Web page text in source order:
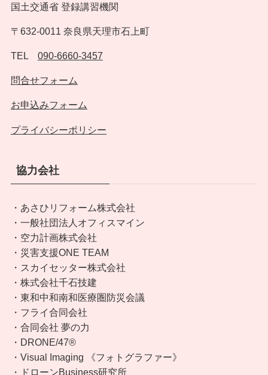
国土交通省 登録講習機関
〒632-0011 奈良県天理市石上町
TEL 090-6660-3457
問合せフォーム
お申込みフォーム
プライバシーポリシー
協力会社
・あさひリフォーム株式会社
・一般社団法人オフィスマイン
・空力計画株式会社
・災害支援ONE TEAM
・スカイセッター株式会社
・株式会社千石技建
・東和中和南和医療圏防災会議
・フライ合同会社
・合同会社 夢の力
・DRONE/47®︎
・Visual Imaging 《フォトグラファー》
・ドローンBusiness研究所